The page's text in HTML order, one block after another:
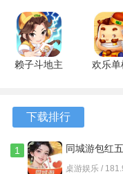
单机版
8.056.016
安卓版
机版
敌
赖子斗地主
版
欢乐单
下载排行
1
同城游包红五
桌游娱乐 /